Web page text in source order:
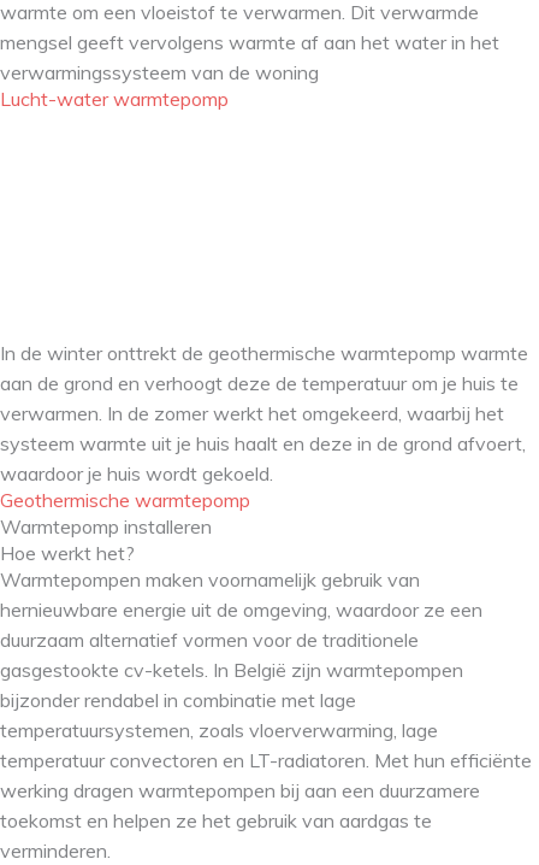
warmte om een vloeistof te verwarmen. Dit verwarmde
mengsel geeft vervolgens warmte af aan het water in het
verwarmingssysteem van de woning
Lucht-water warmtepomp
In de winter onttrekt de geothermische warmtepomp warmte
aan de grond en verhoogt deze de temperatuur om je huis te
verwarmen. In de zomer werkt het omgekeerd, waarbij het
systeem warmte uit je huis haalt en deze in de grond afvoert,
waardoor je huis wordt gekoeld.
Geothermische warmtepomp
Warmtepomp installeren
Hoe werkt het?
Warmtepompen maken voornamelijk gebruik van
hernieuwbare energie uit de omgeving, waardoor ze een
duurzaam alternatief vormen voor de traditionele
gasgestookte cv-ketels. In België zijn warmtepompen
bijzonder rendabel in combinatie met lage
temperatuursystemen, zoals vloerverwarming, lage
temperatuur convectoren en LT-radiatoren. Met hun efficiënte
werking dragen warmtepompen bij aan een duurzamere
toekomst en helpen ze het gebruik van aardgas te
verminderen.